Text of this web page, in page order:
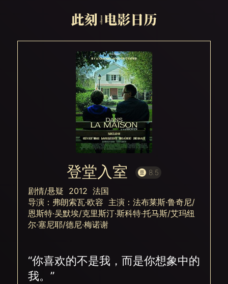
登堂入室 8.5
剧情/悬疑 2012 法国
导演：弗朗索瓦·欧容 主演：法布莱斯·鲁奇尼/
恩斯特·吴默埃/克里斯汀·斯科特·托马斯/艾玛纽
尔·塞尼耶/德尼·梅诺谢
“你喜欢的不是我，而是你想象中的
我。”